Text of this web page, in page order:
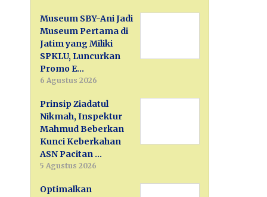
Museum SBY-Ani Jadi
Museum Pertama di
Jatim yang Miliki
SPKLU, Luncurkan
Promo E…
6 Agustus 2026
Prinsip Ziadatul
Nikmah, Inspektur
Mahmud Beberkan
Kunci Keberkahan
ASN Pacitan …
5 Agustus 2026
Optimalkan